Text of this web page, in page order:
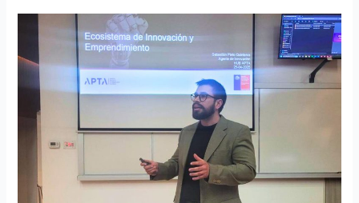
comparte
claves
fortalecer
vinculación
industria